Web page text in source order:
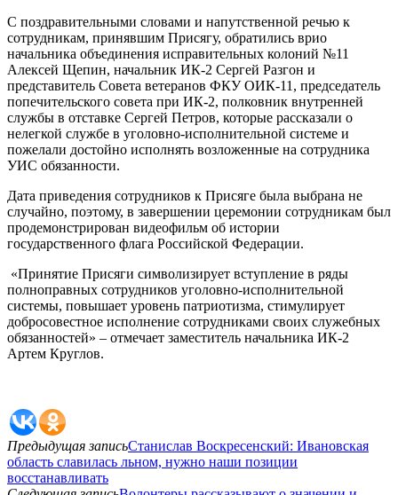
С поздравительными словами и напутственной речью к
сотрудникам, принявшим Присягу, обратились врио
начальника объединения исправительных колоний №11
Алексей Щепин, начальник ИК-2 Сергей Разгон и
представитель Совета ветеранов ФКУ ОИК-11, председатель
попечительского совета при ИК-2, полковник внутренней
службы в отставке Сергей Петров, которые рассказали о
нелегкой службе в уголовно-исполнительной системе и
пожелали достойно исполнять возложенные на сотрудника
УИС обязанности.
Дата приведения сотрудников к Присяге была выбрана не
случайно, поэтому, в завершении церемонии сотрудникам был
продемонстрирован видеофильм об истории
государственного флага Российской Федерации.
«Принятие Присяги символизирует вступление в ряды
полноправных сотрудников уголовно-исполнительной
системы, повышает уровень патриотизма, стимулирует
добросовестное исполнение сотрудниками своих служебных
обязанностей» – отмечает заместитель начальника ИК-2
Артем Круглов.
Предыдущая записьСтанислав Воскресенский: Ивановская
область славилась льном, нужно наши позиции
восстанавливать